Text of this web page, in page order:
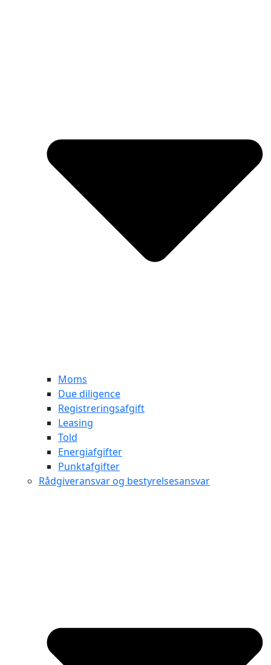
Moms
Due diligence
Registreringsafgift
Leasing
Told
Energiafgifter
Punktafgifter
Rådgiveransvar og bestyrelsesansvar